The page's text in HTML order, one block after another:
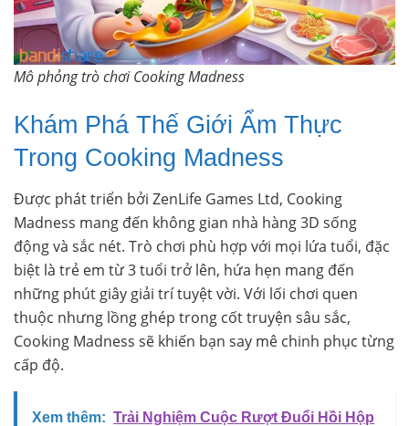
Mô phỏng trò chơi Cooking Madness
Khám Phá Thế Giới Ẩm Thực
Trong Cooking Madness
Được phát triển bởi ZenLife Games Ltd, Cooking
Madness mang đến không gian nhà hàng 3D sống
động và sắc nét. Trò chơi phù hợp với mọi lứa tuổi, đặc
biệt là trẻ em từ 3 tuổi trở lên, hứa hẹn mang đến
những phút giây giải trí tuyệt vời. Với lối chơi quen
thuộc nhưng lồng ghép trong cốt truyện sâu sắc,
Cooking Madness sẽ khiến bạn say mê chinh phục từng
cấp độ.
Xem thêm: Trải Nghiệm Cuộc Rượt Đuổi Hồi Hộp